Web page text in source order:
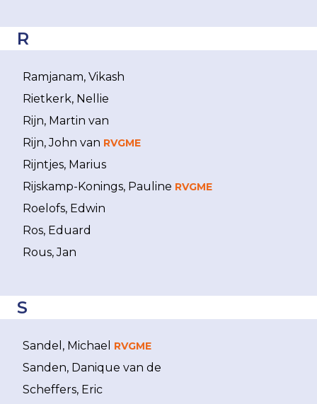
R
Ramjanam, Vikash
Rietkerk, Nellie
Rijn, Martin van
Rijn, John van RVGME
Rijntjes, Marius
Rijskamp-Konings, Pauline RVGME
Roelofs, Edwin
Ros, Eduard
Rous, Jan
S
Sandel, Michael RVGME
Sanden, Danique van de
Scheffers, Eric